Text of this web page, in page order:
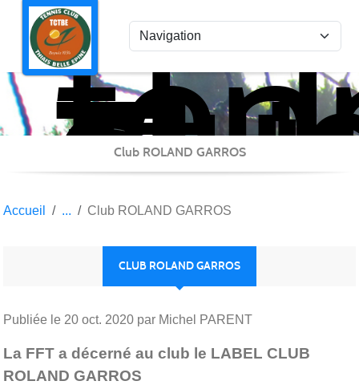
Club ROLAND GARROS
Accueil Club ROLAND GARROS
CLUB ROLAND GARROS
Publiée le 20 oct. 2020 par Michel PARENT
La FFT a décerné au club le LABEL CLUB
ROLAND GARROS
Panneau de gestion des cookies